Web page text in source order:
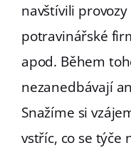
navštívili
potravinářské
apod. Během
nezanedbávají
Snažíme si
vstříc, co se týče